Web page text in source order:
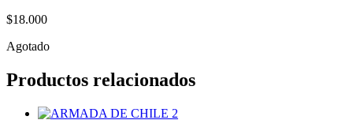
$18.000
Agotado
Productos relacionados